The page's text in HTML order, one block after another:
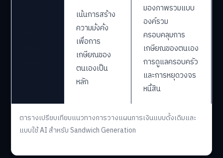
ตารางเปรียบเทียบแนวทางการวางแผนการเงินแบบดั้งเดิมและ
แบบใช้ AI สำหรับ Sandwich Generation
เน้นการสร้าง
ความมั่งคั่ง
เพื่อการ
เกษียณของ
ตนเองเป็น
หลัก
มองภาพรวมแบบ
องค์รวม
ครอบคลุมการ
เกษียณของตนเอง
การดูแลครอบครัว
และการหยุดวงจร
หนี้สิน